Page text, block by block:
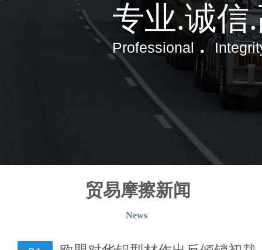
专业.诚信
Professional .
贸易摩擦新闻
News